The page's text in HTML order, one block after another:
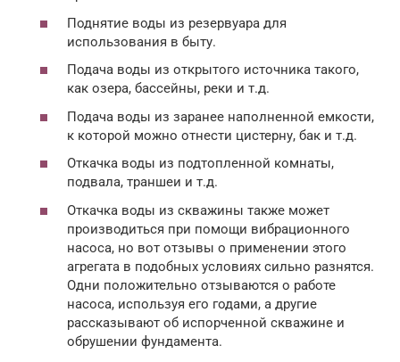
Поднятие воды из резервуара для
использования в быту.
Подача воды из открытого источника такого,
как озера, бассейны, реки и т.д.
Подача воды из заранее наполненной емкости,
к которой можно отнести цистерну, бак и т.д.
Откачка воды из подтопленной комнаты,
подвала, траншеи и т.д.
Откачка воды из скважины также может
производиться при помощи вибрационного
насоса, но вот отзывы о применении этого
агрегата в подобных условиях сильно разнятся.
Одни положительно отзываются о работе
насоса, используя его годами, а другие
рассказывают об испорченной скважине и
обрушении фундамента.